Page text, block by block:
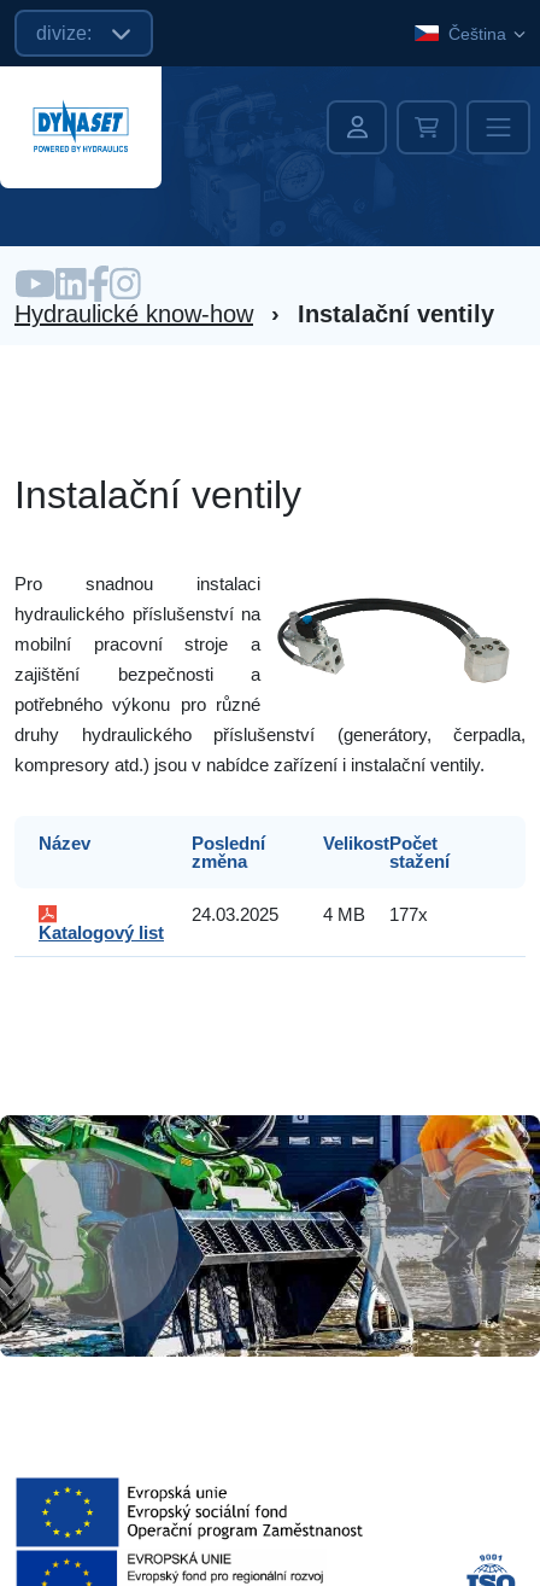
divize: Čeština
Hydraulické know-how › Instalační ventily
Instalační ventily
Pro snadnou instalaci
hydraulického příslušenství na
mobilní pracovní stroje a
zajištění bezpečnosti a
potřebného výkonu pro různé
druhy hydraulického příslušenství (generátory, čerpadla,
kompresory atd.) jsou v nabídce zařízení i instalační ventily.
Název
Poslední
změna
VelikostPočet
stažení
Katalogový list
24.03.2025 4 MB 177x
Previous Next